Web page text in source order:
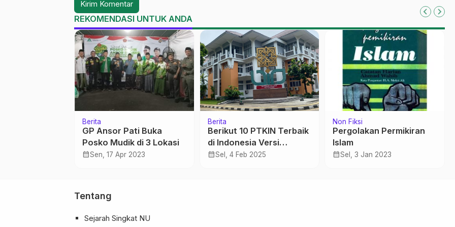
REKOMENDASI UNTUK ANDA
Berita
GP Ansor Pati Buka
Posko Mudik di 3 Lokasi
calendar_monthSen, 17 Apr 2023
Berita
Berikut 10 PTKIN Terbaik
di Indonesia Versi
Webometrics Januari
calendar_monthSel, 4 Feb 2025
Non Fiksi
Pergolakan Permikiran
Islam
calendar_monthSel, 3 Jan 2023
Tentang
Sejarah Singkat NU